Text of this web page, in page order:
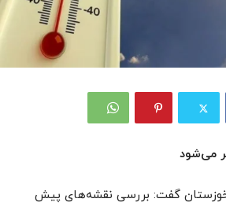
گفت: بررسی نقشه‌های پیش